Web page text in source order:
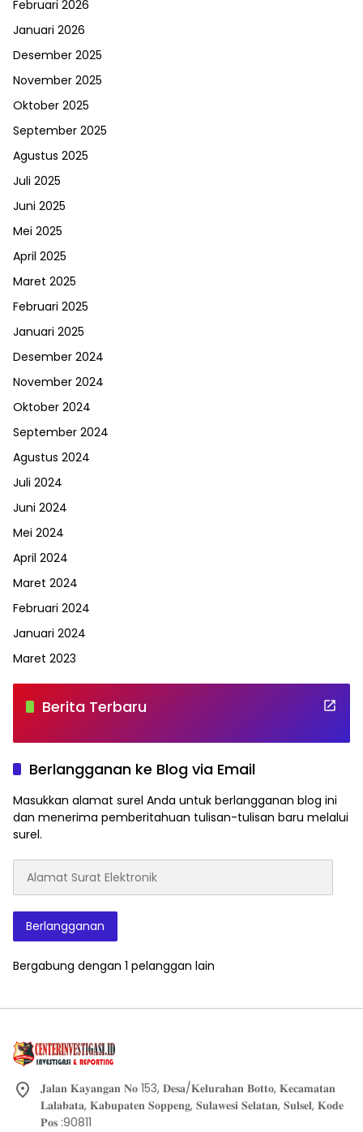
Februari 2026
Januari 2026
Desember 2025
November 2025
Oktober 2025
September 2025
Agustus 2025
Juli 2025
Juni 2025
Mei 2025
April 2025
Maret 2025
Februari 2025
Januari 2025
Desember 2024
November 2024
Oktober 2024
September 2024
Agustus 2024
Juli 2024
Juni 2024
Mei 2024
April 2024
Maret 2024
Februari 2024
Januari 2024
Maret 2023
Berita Terbaru
Berlangganan ke Blog via Email
Masukkan alamat surel Anda untuk berlangganan blog ini
dan menerima pemberitahuan tulisan-tulisan baru melalui
surel.
Surat
Berlangganan
Bergabung dengan 1 pelanggan lain
𝐉𝐚𝐥𝐚𝐧 𝐊𝐚𝐲𝐚𝐧𝐠𝐚𝐧 𝐍𝐨 153, 𝐃𝐞𝐬𝐚/𝐊𝐞𝐥𝐮𝐫𝐚𝐡𝐚𝐧 𝐁𝐨𝐭𝐭𝐨, 𝐊𝐞𝐜𝐚𝐦𝐚𝐭𝐚𝐧
𝐋𝐚𝐥𝐚𝐛𝐚𝐭𝐚, 𝐊𝐚𝐛𝐮𝐩𝐚𝐭𝐞𝐧 𝐒𝐨𝐩𝐩𝐞𝐧𝐠, 𝐒𝐮𝐥𝐚𝐰𝐞𝐬𝐢 𝐒𝐞𝐥𝐚𝐭𝐚𝐧, 𝐒𝐮𝐥𝐬𝐞𝐥, 𝐊𝐨𝐝𝐞
𝐏𝐨𝐬 :90811